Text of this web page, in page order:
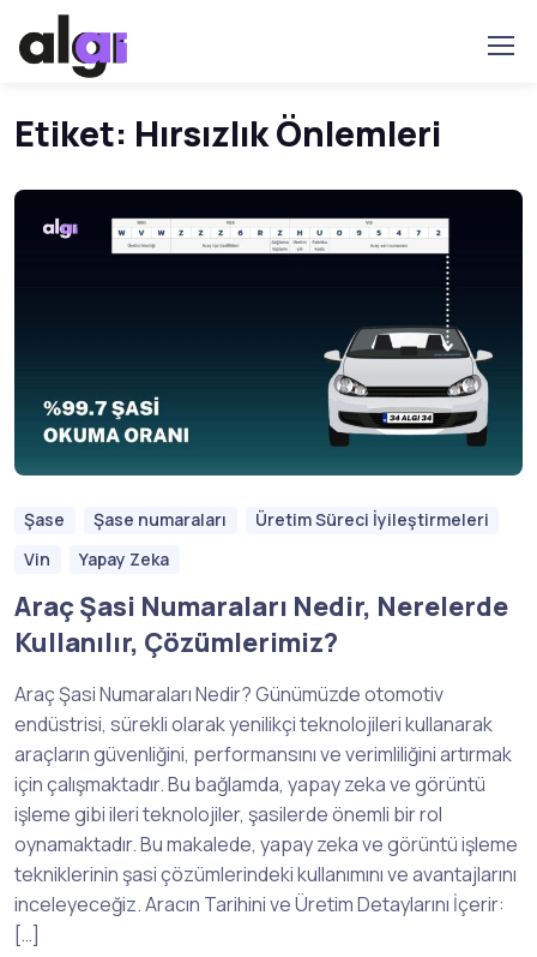
Etiket: Hırsızlık Önlemleri
Şase Şase numaraları
Üretim Süreci İyileştirmeleri
Vin
Yapay Zeka
Araç Şasi Numaraları Nedir, Nerelerde
Kullanılır, Çözümlerimiz?
Araç Şasi Numaraları Nedir? Günümüzde otomotiv
endüstrisi, sürekli olarak yenilikçi teknolojileri kullanarak
araçların güvenliğini, performansını ve verimliliğini artırmak
için çalışmaktadır. Bu bağlamda, yapay zeka ve görüntü
işleme gibi ileri teknolojiler, şasilerde önemli bir rol
oynamaktadır. Bu makalede, yapay zeka ve görüntü işleme
tekniklerinin şasi çözümlerindeki kullanımını ve avantajlarını
inceleyeceğiz. Aracın Tarihini ve Üretim Detaylarını İçerir:
[…]